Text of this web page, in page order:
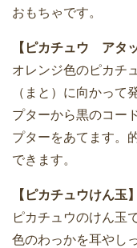
おもちゃです。
【ピカチュウ アタ
オレンジ色のピカチ
（まと）に向かって
プターから黒のコー
プターをあてます。
できます。
【ピカチュウけん玉】
ピカチュウのけん玉
色のわっかを耳やし